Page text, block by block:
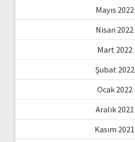
Mayıs 2022
Nisan 2022
Mart 2022
Şubat 2022
Ocak 2022
Aralık 2021
Kasım 2021